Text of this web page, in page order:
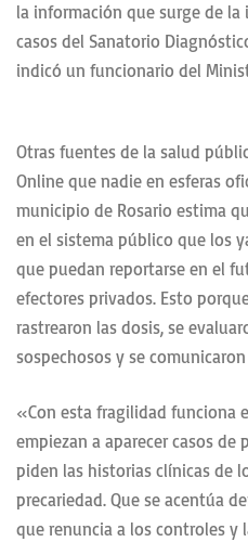
la información que surge de
casos del Sanatorio
indicó un funcionario del
Otras fuentes de la salud
Online que nadie en esferas
municipio de Rosario estima
en el sistema público que los
que puedan reportarse en el
efectores privados. Esto
rastrearon las dosis, se
sospechosos y se
«Con esta fragilidad funciona
empiezan a aparecer casos
piden las historias clínicas de
precariedad. Que se acentúa
que renuncia a los controles y